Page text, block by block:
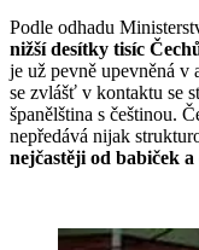
Podle odhadu
nižší desítky tisíc
je už pevně upevněná v
se zvlášť v kontaktu se
španělština s češtinou.
nepředává nijak
nejčastěji od babiček